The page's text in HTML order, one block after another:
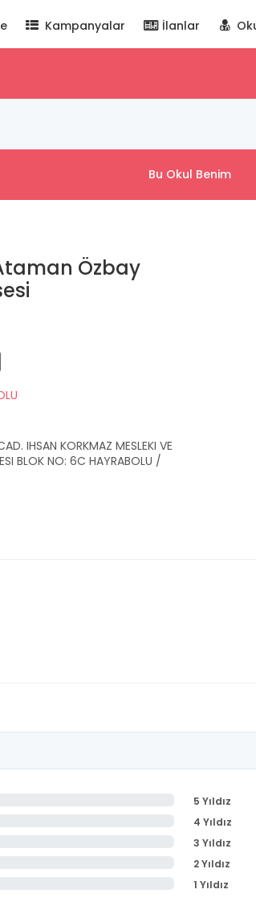
Kampanyalar İlanlar
Bu Okul Benim
Özbay
IHSAN KORKMAZ MESLEKI VE
BLOK NO: 6C HAYRABOLU /
5 Yıldız
4 Yıldız
3 Yıldız
2 Yıldız
1 Yıldız